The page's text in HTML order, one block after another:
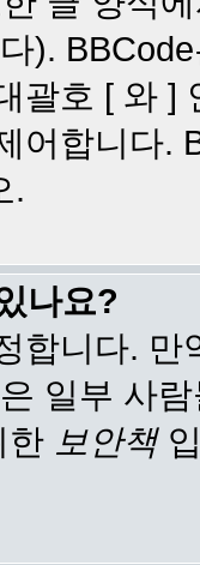
).
괄호 [ 와 ]
어합니다.
.
나요?
합니다.
일부 사
한 보안책